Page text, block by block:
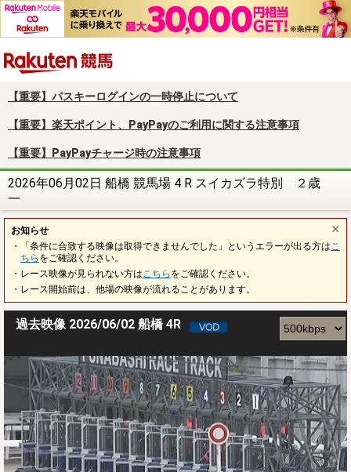
【重要】パスキーログインの一時停止について
【重要】楽天ポイント、PayPayのご利用に関する注意事項
【重要】PayPayチャージ時の注意事項
2026年06月02日 船橋 競馬場 4 R スイカズラ特別 ２歳
一
お知らせ
・「条件に合致する映像は取得できませんでした」というエラーが出る方は こ
ちら をご確認ください。
・レース映像が見られない方は こちら をご確認ください。
・レース開始前は、他場の映像が流れることがあります。
過去映像 2026/06/02 船橋 4R